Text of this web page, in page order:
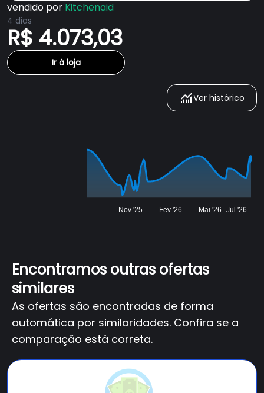
vendido por Kitchenaid
4 dias
R$ 4.073,03
Ir à loja
Ver histórico
Nov '25 Fev '26 Mai '26 Jul '26
Encontramos outras ofertas
similares
As ofertas são encontradas de forma
automática por similaridades. Confira se a
comparação está correta.